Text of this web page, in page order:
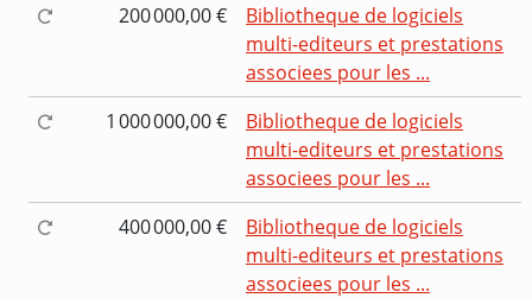
200 000,00 €
Bibliotheque de logiciels
multi-editeurs et prestations
associees pour les ...
1 000 000,00 €
Bibliotheque de logiciels
multi-editeurs et prestations
associees pour les ...
400 000,00 €
Bibliotheque de logiciels
multi-editeurs et prestations
associees pour les ...